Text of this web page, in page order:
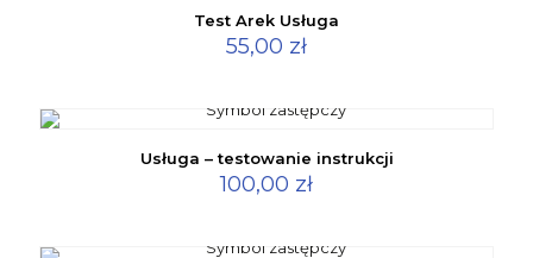
Test Arek Usługa
55,00 zł
Usługa – testowanie instrukcji
100,00 zł